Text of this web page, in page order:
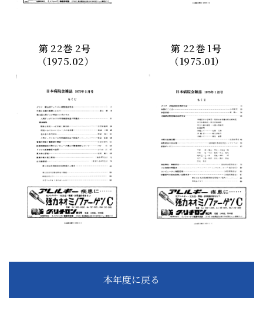
第 22巻 2号
（1975.02）
第 22巻 1号
（1975.01）
本年度に戻る